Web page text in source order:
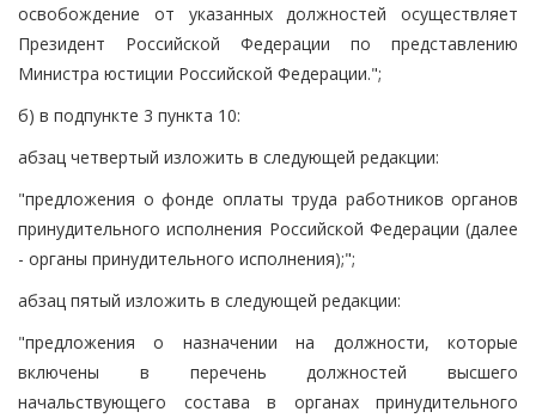
освобождение от указанных должностей осуществляет
Президент Российской Федерации по представлению
Министра юстиции Российской Федерации.";
б) в подпункте 3 пункта 10:
абзац четвертый изложить в следующей редакции:
"предложения о фонде оплаты труда работников органов
принудительного исполнения Российской Федерации (далее
- органы принудительного исполнения);";
абзац пятый изложить в следующей редакции:
"предложения о назначении на должности, которые
включены в перечень должностей высшего
начальствующего состава в органах принудительного